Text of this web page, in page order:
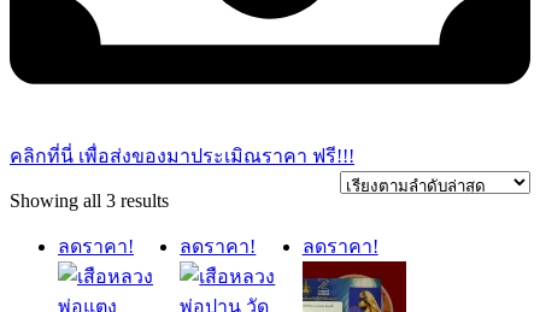
คลิกที่นี่ เพื่อส่งของมาประเมิณราคา ฟรี!!!
Showing all 3 resultsSorted
latest
ลดราคา! ลดราคา! ลดราคา!